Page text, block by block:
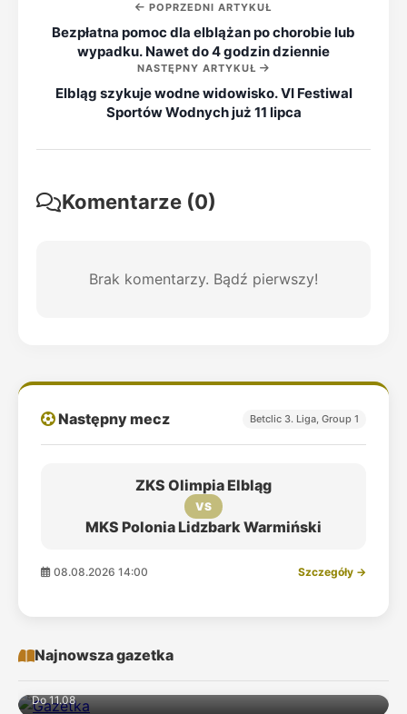
POPRZEDNI ARTYKUŁ
Bezpłatna pomoc dla elblążan po chorobie lub
wypadku. Nawet do 4 godzin dziennie
NASTĘPNY ARTYKUŁ
Elbląg szykuje wodne widowisko. VI Festiwal
Sportów Wodnych już 11 lipca
Komentarze (0)
Brak komentarzy. Bądź pierwszy!
Następny mecz Betclic 3. Liga, Group 1
ZKS Olimpia Elbląg
VS
MKS Polonia Lidzbark Warmiński
08.08.2026 14:00 Szczegóły →
Najnowsza gazetka
Do 11.08